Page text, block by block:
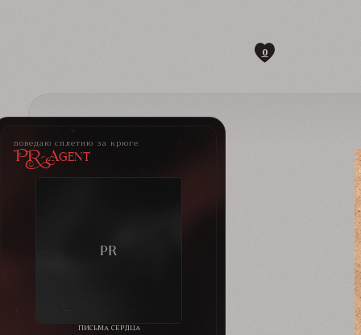
0
поведаю сплетню за крюге
PR-Agent